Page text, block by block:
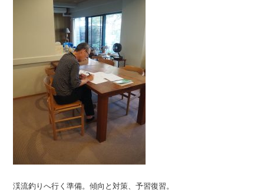
渓流釣りへ行く準備。傾向と対策、予習復習。